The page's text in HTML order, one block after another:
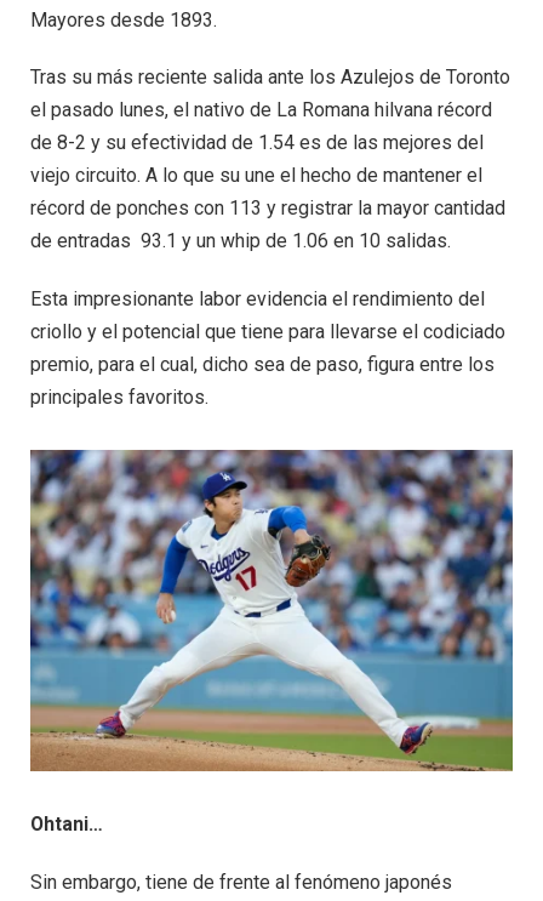
Mayores desde 1893.
Tras su más reciente salida ante los Azulejos de Toronto
el pasado lunes, el nativo de La Romana hilvana récord
de 8-2 y su efectividad de 1.54 es de las mejores del
viejo circuito. A lo que su une el hecho de mantener el
récord de ponches con 113 y registrar la mayor cantidad
de entradas 93.1 y un whip de 1.06 en 10 salidas.
Esta impresionante labor evidencia el rendimiento del
criollo y el potencial que tiene para llevarse el codiciado
premio, para el cual, dicho sea de paso, figura entre los
principales favoritos.
Ohtani…
Sin embargo, tiene de frente al fenómeno japonés